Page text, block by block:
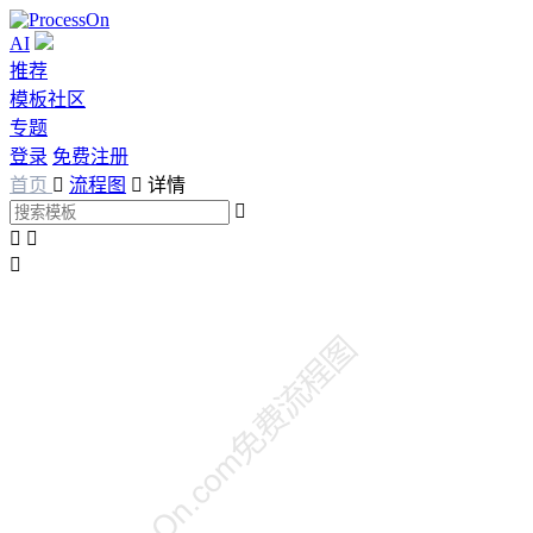
AI
推荐
模板社区
专题
登录 免费注册
首页  流程图  详情

 
